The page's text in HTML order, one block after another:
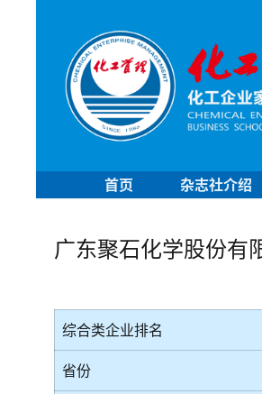
首页 杂志社介绍
广东聚石化学股份有
综合类企业排名
省份